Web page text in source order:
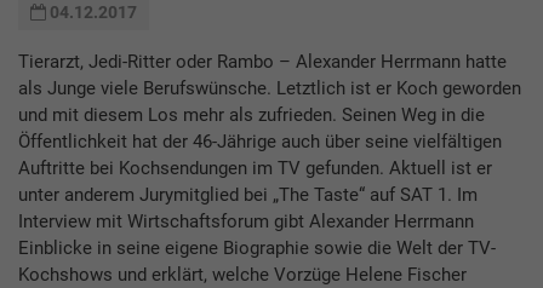
04.12.2017
Tierarzt, Jedi-Ritter oder Rambo – Alexander Herrmann hatte
als Junge viele Berufswünsche. Letztlich ist er Koch geworden
und mit diesem Los mehr als zufrieden. Seinen Weg in die
Öffentlichkeit hat der 46-Jährige auch über seine vielfältigen
Auftritte bei Kochsendungen im TV gefunden. Aktuell ist er
unter anderem Jurymitglied bei „The Taste“ auf SAT 1. Im
Interview mit Wirtschaftsforum gibt Alexander Herrmann
Einblicke in seine eigene Biographie sowie die Welt der TV-
Kochshows und erklärt, welche Vorzüge Helene Fischer